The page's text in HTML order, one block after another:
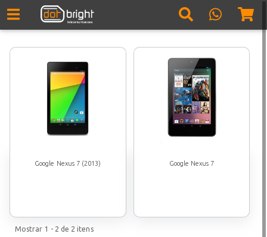
Google Nexus 7 (2013) Google Nexus 7
Mostrar 1 - 2 de 2 itens